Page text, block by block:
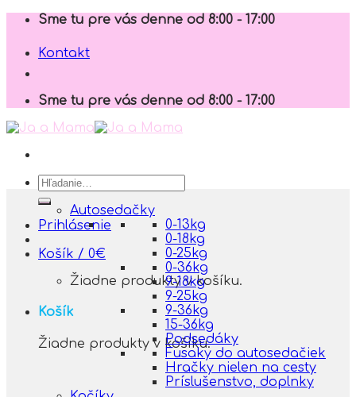
Skip
content
Sme tu pre vás denne od 8:00 - 17:00
Kontakt
Sme tu pre vás denne od 8:00 - 17:00
Hľadať:
Prihlásenie
Košík / 0€
Žiadne produkty v košíku.
Košík
Žiadne produkty v košíku.
Autosedačky
0-13kg
0-18kg
0-25kg
0-36kg
9-18kg
9-25kg
9-36kg
15-36kg
Podsedáky
Fusaky do autosedačiek
Hračky nielen na cesty
Príslušenstvo, doplnky